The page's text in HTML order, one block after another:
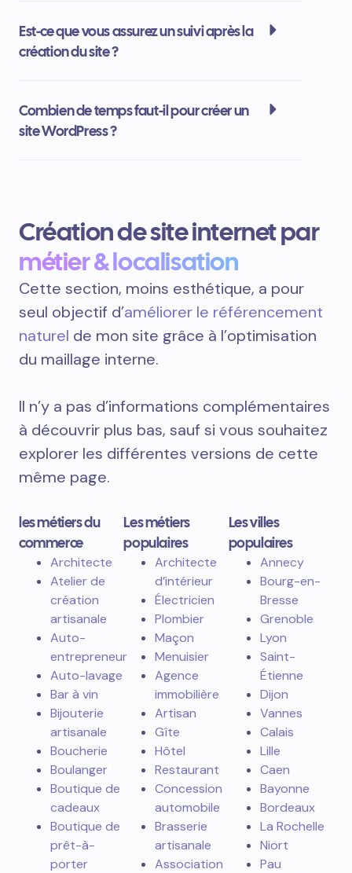
Est-ce que vous assurez un suivi après la
création du site ?
Combien de temps faut-il pour créer un
site WordPress ?
Création de site internet par
métier & localisation
Cette section, moins esthétique, a pour
seul objectif d’améliorer le référencement
naturel de mon site grâce à l’optimisation
du maillage interne.
Il n’y a pas d’informations complémentaires
à découvrir plus bas, sauf si vous souhaitez
explorer les différentes versions de cette
même page.
les métiers du
commerce
Architecte
Atelier de
création
artisanale
Auto-
entrepreneur
Auto-lavage
Bar à vin
Bijouterie
artisanale
Boucherie
Boulanger
Boutique de
cadeaux
Boutique de
prêt-à-
porter
Les métiers
populaires
Architecte
d’intérieur
Électricien
Plombier
Maçon
Menuisier
Agence
immobilière
Artisan
Gîte
Hôtel
Restaurant
Concession
automobile
Brasserie
artisanale
Association
Les villes
populaires
Annecy
Bourg-en-
Bresse
Grenoble
Lyon
Saint-
Étienne
Dijon
Vannes
Calais
Lille
Caen
Bayonne
Bordeaux
La Rochelle
Niort
Pau